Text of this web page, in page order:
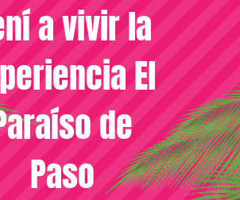
a vivir la
El
de
Paso